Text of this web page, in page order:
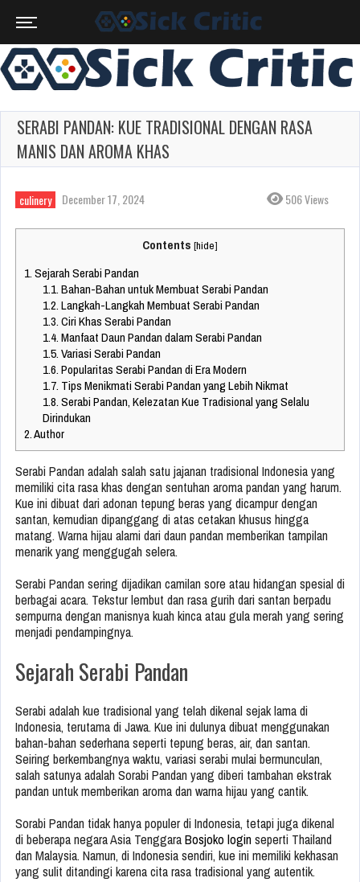
SERABI PANDAN: KUE TRADISIONAL DENGAN RASA
MANIS DAN AROMA KHAS
culinery December 17, 2024 506 Views
Contents [hide]
1.Sejarah Serabi Pandan
1.1.Bahan-Bahan untuk Membuat Serabi Pandan
1.2.Langkah-Langkah Membuat Serabi Pandan
1.3.Ciri Khas Serabi Pandan
1.4.Manfaat Daun Pandan dalam Serabi Pandan
1.5.Variasi Serabi Pandan
1.6.Popularitas Serabi Pandan di Era Modern
1.7. Tips Menikmati Serabi Pandan yang Lebih Nikmat
1.8.Serabi Pandan, Kelezatan Kue Tradisional yang Selalu
Dirindukan
2.Author
Serabi Pandan adalah salah satu jajanan tradisional Indonesia yang
memiliki cita rasa khas dengan sentuhan aroma pandan yang harum.
Kue ini dibuat dari adonan tepung beras yang dicampur dengan
santan, kemudian dipanggang di atas cetakan khusus hingga
matang. Warna hijau alami dari daun pandan memberikan tampilan
menarik yang menggugah selera.
Serabi Pandan sering dijadikan camilan sore atau hidangan spesial di
berbagai acara. Tekstur lembut dan rasa gurih dari santan berpadu
sempurna dengan manisnya kuah kinca atau gula merah yang sering
menjadi pendampingnya.
Sejarah Serabi Pandan
Serabi adalah kue tradisional yang telah dikenal sejak lama di
Indonesia, terutama di Jawa. Kue ini dulunya dibuat menggunakan
bahan-bahan sederhana seperti tepung beras, air, dan santan.
Seiring berkembangnya waktu, variasi serabi mulai bermunculan,
salah satunya adalah Sorabi Pandan yang diberi tambahan ekstrak
pandan untuk memberikan aroma dan warna hijau yang cantik.
Sorabi Pandan tidak hanya populer di Indonesia, tetapi juga dikenal
di beberapa negara Asia TenggaraBosjoko loginseperti Thailand
dan Malaysia. Namun, di Indonesia sendiri, kue ini memiliki kekhasan
yang sulit ditandingi karena cita rasa tradisional yang autentik.